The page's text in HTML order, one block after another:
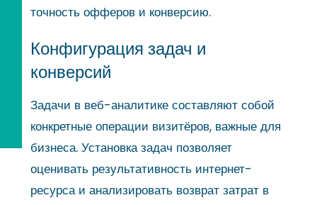
точность офферов и конверсию.
Конфигурация задач и
конверсий
Задачи в веб-аналитике составляют собой
конкретные операции визитёров, важные для
бизнеса. Установка задач позволяет
оценивать результативность интернет-
ресурса и анализировать возврат затрат в